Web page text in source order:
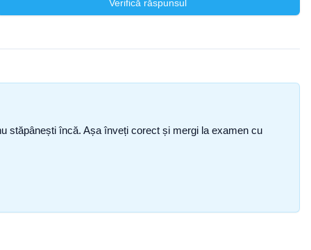
Verifică răspunsul
stăpânești încă. Așa înveți corect și mergi la examen cu